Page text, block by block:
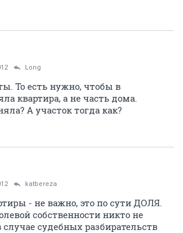
Long
То есть нужно, чтобы в
квартира, а не часть дома.
А участок тогда как?
katbereza
- не важно, это по сути ДОЛЯ.
собственности никто не
случае судебных разбирательств